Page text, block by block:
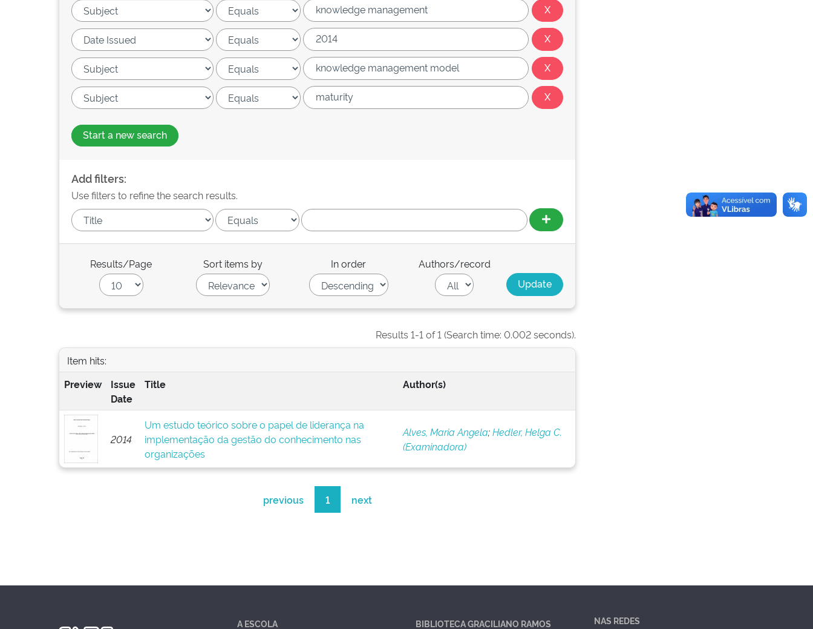
Start a new search
Add filters:
Use filters to refine the search results.
Results/Page Sort items by In order Authors/record
Results 1-1 of 1 (Search time: 0.002 seconds).
Item hits:
Preview
Issue
Date
Title Author(s)
2014
Um estudo teórico sobre o papel de liderança na
implementação da gestão do conhecimento nas
organizações
Alves, Maria Angela;Hedler, Helga C.
(Examinadora)
previous 1 next
A ESCOLA BIBLIOTECA GRACILIANO RAMOS NAS REDES